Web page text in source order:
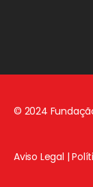
© 2024
Aviso Legal |